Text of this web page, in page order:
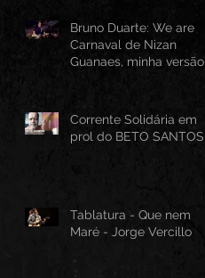
Bruno Duarte: We are
Carnaval de Nizan
Guanaes, minha versão
Corrente Solidária em
prol do BETO SANTOS
Tablatura - Que nem
Maré - Jorge Vercillo